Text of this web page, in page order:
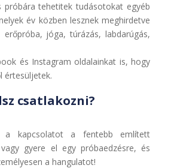
próbára tehetitek tudásotokat egyéb
év közben lesznek meghirdetve
jóga, túrázás, labdarúgás,
és Instagram oldalainkat is, hogy
értesüljetek.
csatlakozni?
a kapcsolatot a fentebb említett
vagy gyere el egy próbaedzésre, és
a hangulatot!